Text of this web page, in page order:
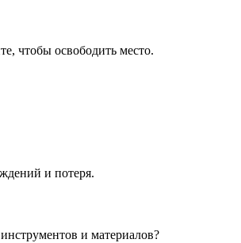
чтобы освободить место.
и потеря.
и материалов?